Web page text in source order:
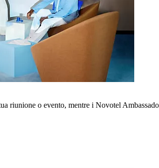
riunione o evento, mentre i Novotel